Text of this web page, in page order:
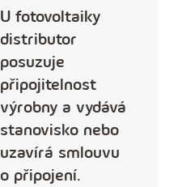
U fotovoltaiky
distributor
posuzuje
připojitelnost
výrobny a vydává
stanovisko nebo
uzavírá smlouvu
o připojení.